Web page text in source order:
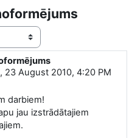
23 August 2010, 4:20 PM
darbiem!
jau izstrādātajiem